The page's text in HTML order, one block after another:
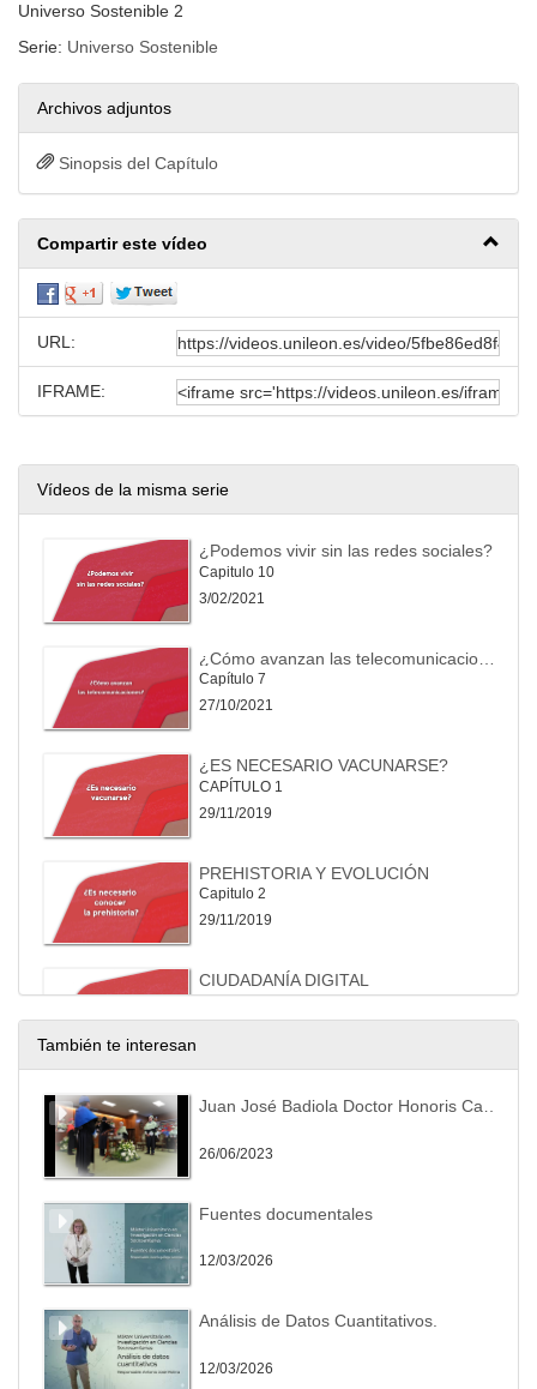
Universo Sostenible 2
Serie: Universo Sostenible
Archivos adjuntos
Sinopsis del Capítulo
Compartir este vídeo
URL:
IFRAME:
Vídeos de la misma serie
¿Podemos vivir sin las redes sociales?
Capitulo 10
3/02/2021
Capítulo 7
27/10/2021
¿ES NECESARIO VACUNARSE?
CAPÍTULO 1
29/11/2019
PREHISTORIA Y EVOLUCIÓN
Capitulo 2
29/11/2019
CIUDADANÍA DIGITAL
Capitulo 4
Capítulo 5
Capítulo 6
También te interesan
26/06/2023
Fuentes documentales
12/03/2026
Análisis de Datos Cuantitativos.
12/03/2026